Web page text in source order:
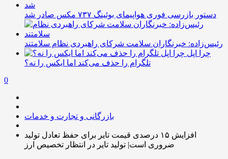
دستور بازرسی فوری هواپیمای بوئینگ ۷۳۷ مکس صادر شد
رئیس‌زاده: خبرنگاران سلامت شرکای راهبردی نظام سلامتند
چرا اپل
تلگرام را حذف می‌کند اما ایکس را نه؟
0
بازرگانی و تجارت و خدمات
افزایش ۱۵ درصدی قیمت تایر برای حفظ تعادل تولید
ضروری است| تولید تایر در انتظار تخصیص ارز